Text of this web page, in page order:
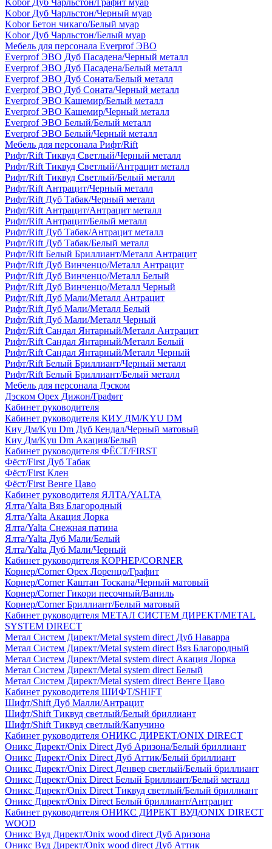
Kobor Дуб Чарльстон/Графит муар
Kobor Дуб Чарльстон/Черный муар
Kobor Бетон чикаго/Белый муар
Kobor Дуб Чарльстон/Белый муар
Мебель для персонала Everprof ЭВО
Everprof ЭВО Дуб Пасадена/Черный металл
Everprof ЭВО Дуб Пасадена/Белый металл
Everprof ЭВО Дуб Соната/Белый металл
Everprof ЭВО Дуб Соната/Черный металл
Everprof ЭВО Кашемир/Белый металл
Everprof ЭВО Кашемир/Черный металл
Everprof ЭВО Белый/Белый металл
Everprof ЭВО Белый/Черный металл
Мебель для персонала Рифт/Rift
Рифт/Rift Тиквуд Светлый/Черный металл
Рифт/Rift Тиквуд Светлый/Антрацит металл
Рифт/Rift Тиквуд Светлый/Белый металл
Рифт/Rift Антрацит/Черный металл
Рифт/Rift Дуб Табак/Черный металл
Рифт/Rift Антрацит/Антрацит металл
Рифт/Rift Антрацит/Белый металл
Рифт/Rift Дуб Табак/Антрацит металл
Рифт/Rift Дуб Табак/Белый металл
Рифт/Rift Белый Бриллиант/Металл Антрацит
Рифт/Rift Дуб Винченцо/Металл Антрацит
Рифт/Rift Дуб Винченцо/Металл Белый
Рифт/Rift Дуб Винченцо/Металл Черный
Рифт/Rift Дуб Мали/Металл Антрацит
Рифт/Rift Дуб Мали/Металл Белый
Рифт/Rift Дуб Мали/Металл Черный
Рифт/Rift Сандал Янтарный/Металл Антрацит
Рифт/Rift Сандал Янтарный/Металл Белый
Рифт/Rift Сандал Янтарный/Металл Черный
Рифт/Rift Белый Бриллиант/Черный металл
Рифт/Rift Белый Бриллиант/Белый металл
Мебель для персонала Дэском
Дэском Орех Дижон/Графит
Кабинет руководителя
Кабинет руководителя КИУ ДМ/KYU DM
Киу Дм/Kyu Dm Дуб Кендал/Черный матовый
Киу Дм/Kyu Dm Акация/Белый
Кабинет руководителя ФЁСТ/FIRST
Фёст/First Дуб Табак
Фёст/First Клен
Фёст/First Венге Цаво
Кабинет руководителя ЯЛТА/YALTA
Ялта/Yalta Вяз Благородный
Ялта/Yalta Акация Лорка
Ялта/Yalta Снежная патина
Ялта/Yalta Дуб Мали/Белый
Ялта/Yalta Дуб Мали/Черный
Кабинет руководителя КОРНЕР/CORNER
Корнер/Corner Орех Лоренцо/Графит
Корнер/Corner Каштан Тоскана/Черный матовый
Корнер/Corner Гикори песочный/Ваниль
Корнер/Corner Бриллиант/Белый матовый
Кабинет руководителя МЕТАЛ СИСТЕМ ДИРЕКТ/METAL
SYSTEM DIRECT
Метал Систем Директ/Metal system direct Дуб Наварра
Метал Систем Директ/Metal system direct Вяз Благородный
Метал Систем Директ/Metal system direct Акация Лорка
Метал Систем Директ/Metal system direct Белый
Метал Систем Директ/Metal system direct Венге Цаво
Кабинет руководителя ШИФТ/SHIFT
Шифт/Shift Дуб Малли/Антрацит
Шифт/Shift Тиквуд светлый/Белый бриллиант
Шифт/Shift Тиквуд светлый/Капучино
Кабинет руководителя ОНИКС ДИРЕКТ/ONIX DIRECT
Оникс Директ/Onix Direct Дуб Аризона/Белый бриллиант
Оникс Директ/Onix Direct Дуб Аттик/Белый бриллиант
Оникс Директ/Onix Direct Денвер светлый/Белый бриллиант
Оникс Директ/Onix Direct Белый Бриллиант/Белый металл
Оникс Директ/Onix Direct Тиквуд светлый/Белый бриллиант
Оникс Директ/Onix Direct Белый бриллиант/Антрацит
Кабинет руководителя ОНИКС ДИРЕКТ ВУД/ONIX DIRECT
WOOD
Оникс Вуд Директ/Onix wood direct Дуб Аризона
Оникс Вуд Директ/Onix wood direct Дуб Аттик